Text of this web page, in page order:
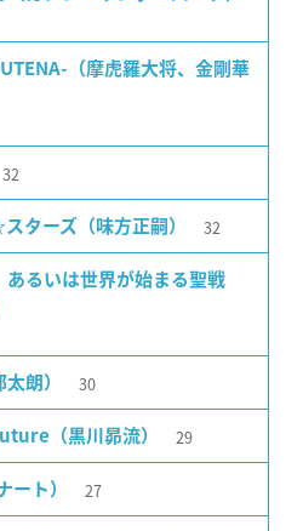
（摩虎羅大将、金剛華
32
ターズ（味方正嗣） 32
あるいは世界が始まる聖戦
朗） 30
（黒川昴流） 29
ート） 27